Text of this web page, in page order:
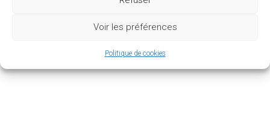
Voir les préférences
Politique de cookies